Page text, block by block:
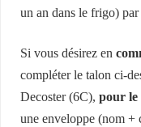
un an dans le frigo)
Si vous désirez en
compléter le talon ci-
Decoster (6C),pour
une enveloppe (nom +